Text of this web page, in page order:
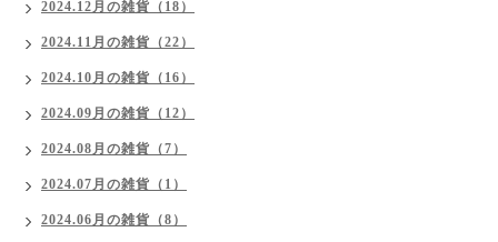
2024.12月の雑貨（18）
2024.11月の雑貨（22）
2024.10月の雑貨（16）
2024.09月の雑貨（12）
2024.08月の雑貨（7）
2024.07月の雑貨（1）
2024.06月の雑貨（8）